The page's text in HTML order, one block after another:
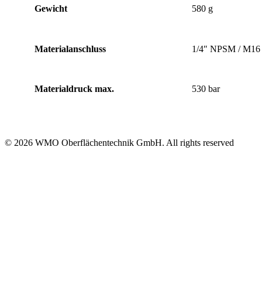
Gewicht 580 g
Materialanschluss 1/4″ NPSM /
Materialdruck max. 530 bar
© 2026 WMO Oberflächentechnik GmbH. All rights reserved